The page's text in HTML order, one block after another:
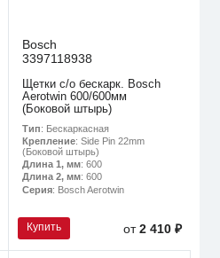
Bosch
3397118938
Щетки с/о бескарк. Bosch
Aerotwin 600/600мм
(Боковой штырь)
Тип: Бескаркасная
Крепление: Side Pin 22mm
(Боковой штырь)
Длина 1, мм: 600
Длина 2, мм: 600
Серия: Bosch Aerotwin
Купить от2 410 ₽